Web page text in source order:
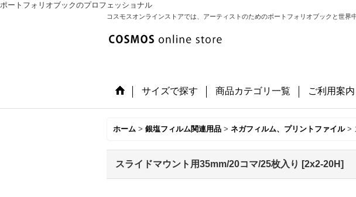
ポートフォリオブックのプロフェッショナル
コスモスオンラインストアでは、アーティストのためのポートフォリオブックと世界
サイズで探す 商品カテゴリ一覧 ご利用案内
ホーム > 銀塩フィルム関連用品 > ネガフィルム、プリントファイル >
スライドマウント用35mm/20コマ/25枚入り [2x2-20H]